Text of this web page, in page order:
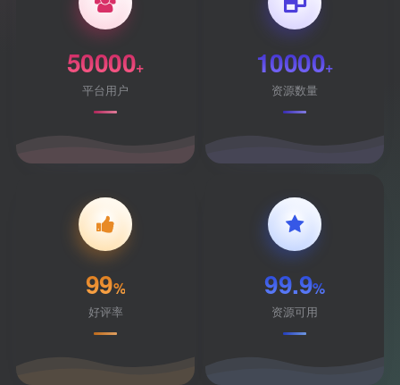
50000+
平台用户
10000+
资源数量
99%
好评率
99.9%
资源可用